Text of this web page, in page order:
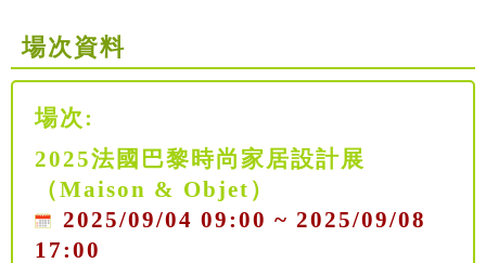
場次資料
場次:
2025法國巴黎時尚家居設計展
（Maison & Objet）
2025/09/04 09:00 ~ 2025/09/08
17:00